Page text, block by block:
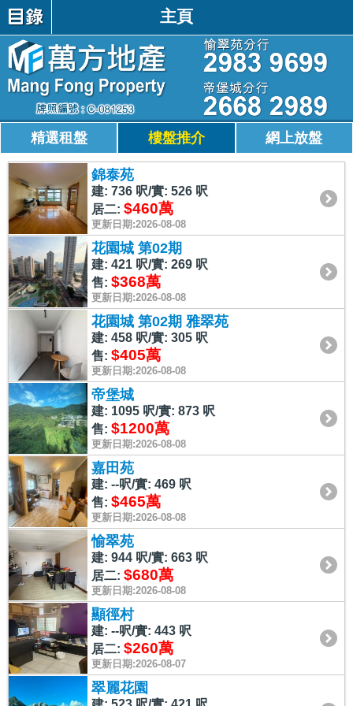
主頁
精選租盤 樓盤推介 網上放盤
錦泰苑
建: 736 呎/實: 526 呎
居二: $460萬
更新日期:2026-08-08
花園城 第02期
建: 421 呎/實: 269 呎
售: $368萬
更新日期:2026-08-08
花園城 第02期 雅翠苑
建: 458 呎/實: 305 呎
售: $405萬
更新日期:2026-08-08
帝堡城
建: 1095 呎/實: 873 呎
售: $1200萬
更新日期:2026-08-08
嘉田苑
建: --呎/實: 469 呎
售: $465萬
更新日期:2026-08-08
愉翠苑
建: 944 呎/實: 663 呎
居二: $680萬
更新日期:2026-08-08
顯徑村
建: --呎/實: 443 呎
居二: $260萬
更新日期:2026-08-07
翠麗花園